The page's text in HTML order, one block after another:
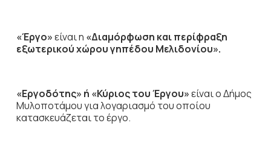
«Έργο»είναι η «Διαμόρφωση και περίφραξη
εξωτερικού χώρου γηπέδου Μελιδονίου».
«Εργοδότης» ή «Κύριος του Έργου»είναι ο Δήμος
Μυλοποτάμου για λογαριασμό του οποίου
κατασκευάζεται το έργο.